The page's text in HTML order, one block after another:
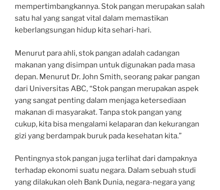
mempertimbangkannya. Stok pangan merupakan salah
satu hal yang sangat vital dalam memastikan
keberlangsungan hidup kita sehari-hari.
Menurut para ahli, stok pangan adalah cadangan
makanan yang disimpan untuk digunakan pada masa
depan. Menurut Dr. John Smith, seorang pakar pangan
dari Universitas ABC, “Stok pangan merupakan aspek
yang sangat penting dalam menjaga ketersediaan
makanan di masyarakat. Tanpa stok pangan yang
cukup, kita bisa mengalami kelaparan dan kekurangan
gizi yang berdampak buruk pada kesehatan kita.”
Pentingnya stok pangan juga terlihat dari dampaknya
terhadap ekonomi suatu negara. Dalam sebuah studi
yang dilakukan oleh Bank Dunia, negara-negara yang